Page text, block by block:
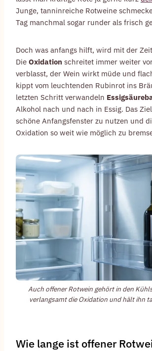
Junge, tanninreiche Rotweine
Tag manchmal sogar runder als frisch
Doch was anfangs hilft, wird mit der
Die Oxidation schreitet immer weiter
verblasst, der Wein wirkt müde und
kippt vom leuchtenden Rubinrot ins
letzten Schritt verwandeln
Alkohol nach und nach in Essig. Das
schöne Anfangsfenster zu nutzen und
Oxidation so weit wie möglich zu
Auch offener Rotwein gehört in den
verlangsamt die Oxidation und hält ihn
Wie lange ist offener